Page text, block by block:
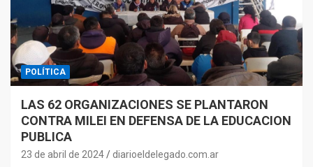
POLÍTICA
LAS 62 ORGANIZACIONES SE PLANTARON
CONTRA MILEI EN DEFENSA DE LA EDUCACION
PUBLICA
23 de abril de 2024 diarioeldelegado.com.ar